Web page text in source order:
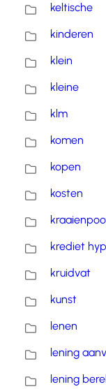
keltische
kinderen
klein
kleine
klm
komen
kopen
kosten
krediet
kruidvat
kunst
lenen
lening
lening